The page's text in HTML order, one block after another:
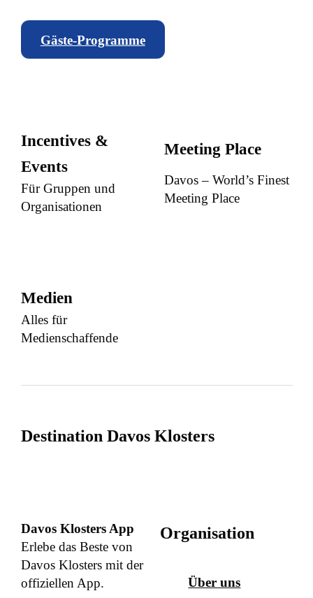
Gäste-Programme
Incentives &
Events
Für Gruppen und
Organisationen
Meeting Place
Davos – World’s Finest
Meeting Place
Medien
Alles für
Medienschaffende
Destination Davos Klosters
Davos Klosters App
Erlebe das Beste von
Davos Klosters mit der
offiziellen App.
Organisation
Über uns